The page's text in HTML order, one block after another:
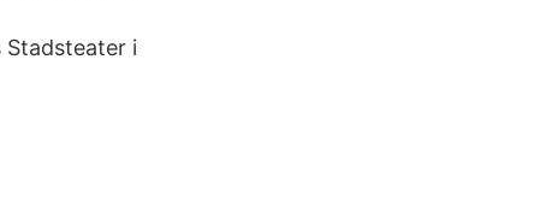
Stadsteater i